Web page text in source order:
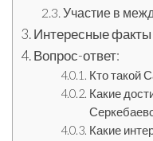
Участие в
Интересные
Вопрос-ответ:
Кто такой
Какие
Какие